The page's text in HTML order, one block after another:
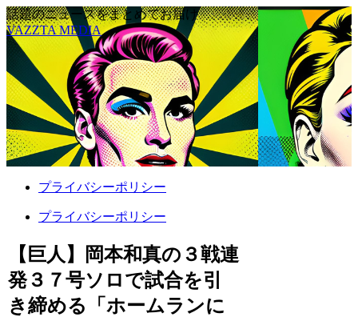
話題のニュースをまとめてお届け
VAZZTA MEDIA
プライバシーポリシー
プライバシーポリシー
【巨人】岡本和真の３戦連
発３７号ソロで試合を引
き締める「ホームランに